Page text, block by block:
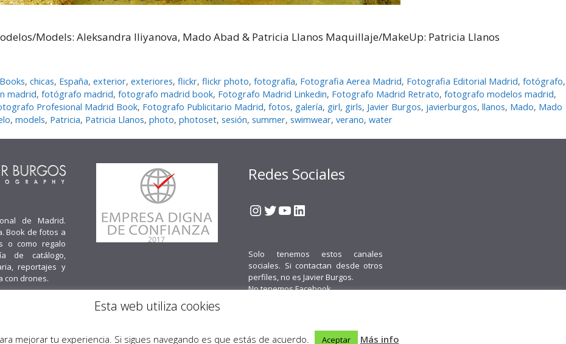
Models: Aleksandra Iliyanova, Mado Abad & Patricia Llanos Maquillaje/MakeUp: Patricia Llanos
Books,chicas, España,exterior,exteriores,flickr,flickr photo,fotografí­a, Fotografia Aerea Madrid, Fotografia Editorial Madrid,fotógrafo,
madrid, fotógrafo madrid, fotografo madrid book, Fotografo Madrid Linkedin, Fotografo Madrid Retrato, fotografo modelos madrid,
Profesional Madrid Book, Fotografo Publicitario Madrid, fotos, galerí­a, girl, girls, Javier Burgos, javierburgos, llanos, Mado, Mado
, models, Patricia, Patricia Llanos, photo, photoset, sesión, summer, swimwear, verano, water
de Madrid.
Book de fotos a
o como regalo
de catálogo,
reportajes y
con drones.
Redes Sociales
Instagram
Twitter
YouTube
LinkedIn
Solo tenemos estos canales
sociales. Si contactan desde otros
perfiles, no es Javier Burgos.
No tenemos Facebook.
Contacto Política de cookies Política de Privacidad
Esta web utiliza cookies
mejorar tu experiencia. Si sigues navegando es que estás de acuerdo. Aceptar Más info